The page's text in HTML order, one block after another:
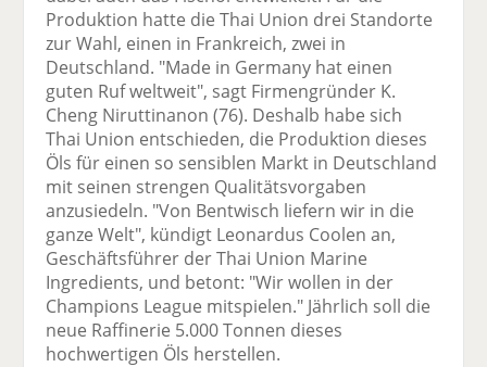
Produktion hatte die Thai Union drei Standorte
zur Wahl, einen in Frankreich, zwei in
Deutschland. "Made in Germany hat einen
guten Ruf weltweit", sagt Firmengründer K.
Cheng Niruttinanon (76). Deshalb habe sich
Thai Union entschieden, die Produktion dieses
Öls für einen so sensiblen Markt in Deutschland
mit seinen strengen Qualitätsvorgaben
anzusiedeln. "Von Bentwisch liefern wir in die
ganze Welt", kündigt Leonardus Coolen an,
Geschäftsführer der Thai Union Marine
Ingredients, und betont: "Wir wollen in der
Champions League mitspielen." Jährlich soll die
neue Raffinerie 5.000 Tonnen dieses
hochwertigen Öls herstellen.